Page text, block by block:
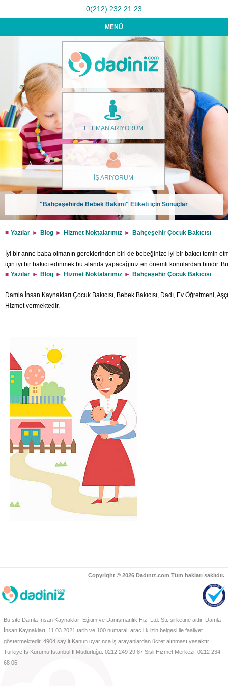
0(212) 232 21 23
MENÜ
ELEMAN ARIYORUM
İŞ ARIYORUM
"Bahçeşehirde Bebek Bakımı" Etiketi için Sonuçlar
Yazılar Blog Hizmet Noktalarımız Bahçeşehir Çocuk Bakıcısı
İyi bir anne baba olmanın gereklerinden biri de bebeğinize iyi bir bakıcı temin
için iyi bir bakıcı edinmek bu alanda yapacağınız en önemli konulardan biridir.
bir firma olarak Bahçeşehir Bebek Bakıcısı hizmetlerinden güvenle
Yazılar Blog Hizmet Noktalarımız Bahçeşehir Çocuk Bakıcısı
Damla İnsan Kaynakları Çocuk Bakıcısı, Bebek Bakıcısı, Dadı, Ev Öğretmeni,
Hizmet vermektedir.
Copyright © 2026 Dadınız.com Tüm hakları saklıdır.
Bu site Damla İnsan Kaynakları Eğitim ve Danışmanlık Hiz. Ltd. Şti. şirketine aittir. Damla
İnsan Kaynakları, 11.03.2021 tarih ve 100 numaralı aracılık izin belgesi ile faaliyet
göstermektedir. 4904 sayılı Kanun uyarınca iş arayanlardan ücret alınması yasaktır.
Türkiye İş Kurumu İstanbul İl Müdürlüğü: 0212 249 29 87 Şişli Hizmet Merkezi: 0212 234
68 06